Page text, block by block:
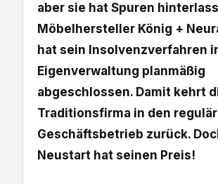
aber sie hat Spuren
Möbelhersteller König +
hat sein Insolvenzverfahren
Eigenverwaltung planmäßig
abgeschlossen. Damit kehrt
Traditionsfirma in den
Geschäftsbetrieb zurück.
Neustart hat seinen Preis!